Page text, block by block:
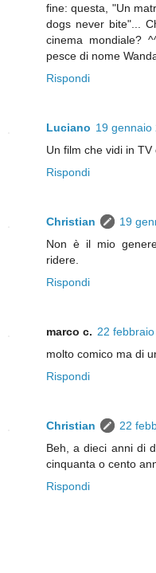
fine: questa, "Un
dogs never bite"...
cinema mondiale?
pesce di nome
Rispondi
Luciano 19 gennaio
Un film che vidi in
Rispondi
Christian
19
Non è il mio
ridere.
Rispondi
marco c. 22
molto comico ma di
Rispondi
Christian
22
Beh, a dieci anni di
cinquanta o cento
Rispondi